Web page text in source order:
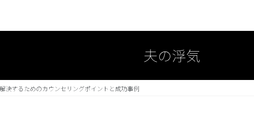
夫の浮気
決するためのカウンセリングポイントと成功事例